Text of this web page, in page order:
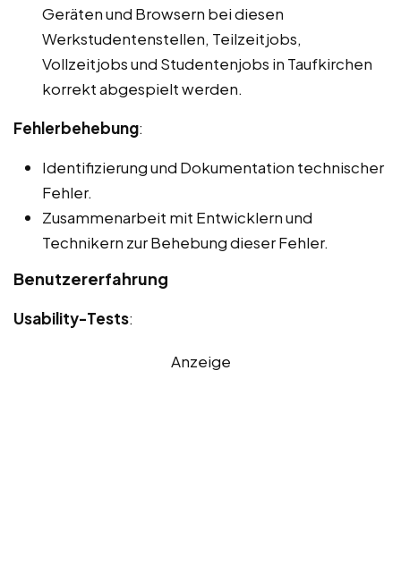
Geräten und Browsern bei diesen
Werkstudentenstellen, Teilzeitjobs,
Vollzeitjobs und Studentenjobs in Taufkirchen
korrekt abgespielt werden.
Fehlerbehebung:
Identifizierung und Dokumentation technischer
Fehler.
Zusammenarbeit mit Entwicklern und
Technikern zur Behebung dieser Fehler.
Benutzererfahrung
Usability-Tests:
Anzeige